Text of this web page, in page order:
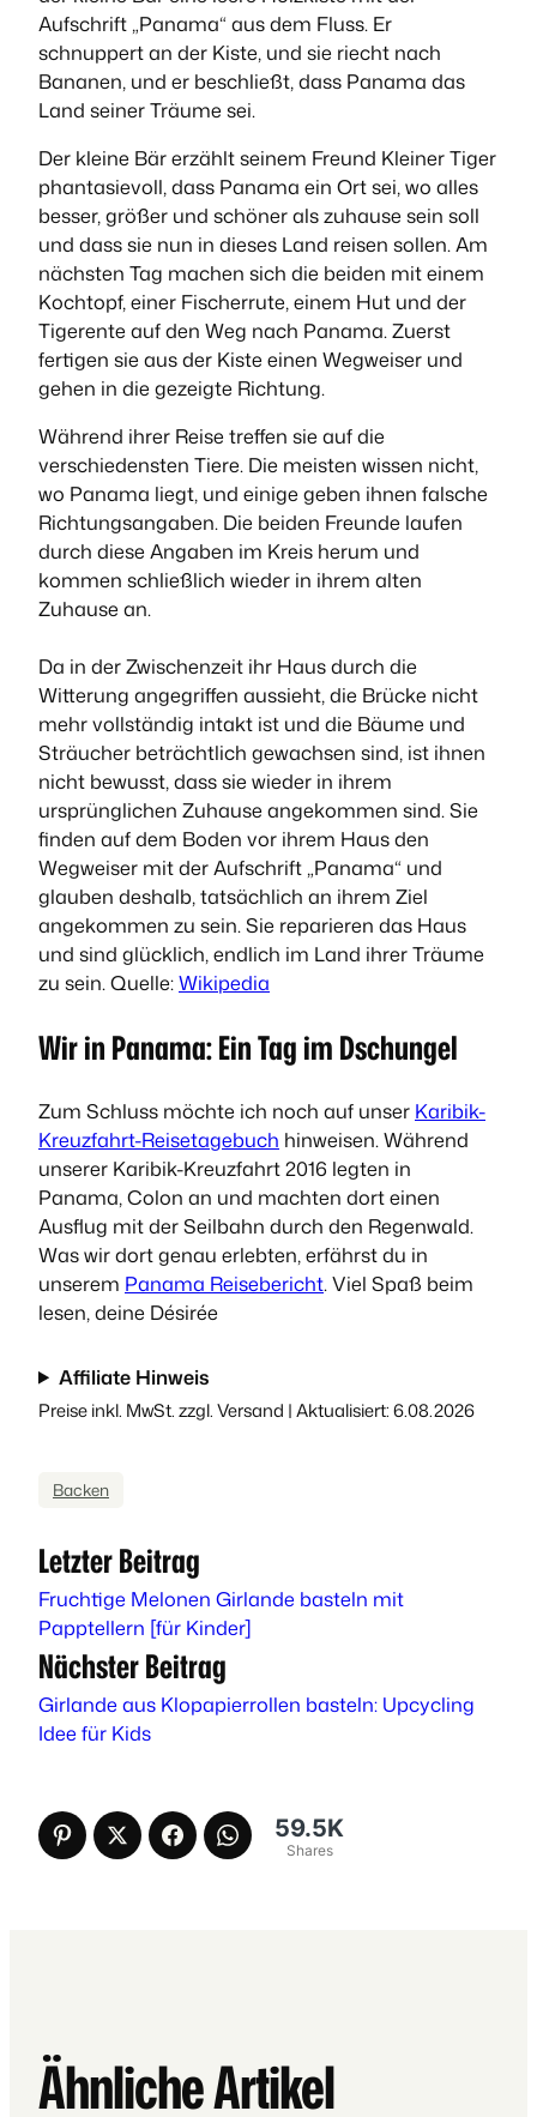
Aufschrift „Panama“ aus dem Fluss. Er
schnuppert an der Kiste, und sie riecht nach
Bananen, und er beschließt, dass Panama das
Land seiner Träume sei.
Der kleine Bär erzählt seinem Freund Kleiner Tiger
phantasievoll, dass Panama ein Ort sei, wo alles
besser, größer und schöner als zuhause sein soll
und dass sie nun in dieses Land reisen sollen. Am
nächsten Tag machen sich die beiden mit einem
Kochtopf, einer Fischerrute, einem Hut und der
Tigerente auf den Weg nach Panama. Zuerst
fertigen sie aus der Kiste einen Wegweiser und
gehen in die gezeigte Richtung.
Während ihrer Reise treffen sie auf die
verschiedensten Tiere. Die meisten wissen nicht,
wo Panama liegt, und einige geben ihnen falsche
Richtungsangaben. Die beiden Freunde laufen
durch diese Angaben im Kreis herum und
kommen schließlich wieder in ihrem alten
Zuhause an.
Da in der Zwischenzeit ihr Haus durch die
Witterung angegriffen aussieht, die Brücke nicht
mehr vollständig intakt ist und die Bäume und
Sträucher beträchtlich gewachsen sind, ist ihnen
nicht bewusst, dass sie wieder in ihrem
ursprünglichen Zuhause angekommen sind. Sie
finden auf dem Boden vor ihrem Haus den
Wegweiser mit der Aufschrift „Panama“ und
glauben deshalb, tatsächlich an ihrem Ziel
angekommen zu sein. Sie reparieren das Haus
und sind glücklich, endlich im Land ihrer Träume
zu sein. Quelle:Wikipedia
Wir in Panama: Ein Tag im Dschungel
Zum Schluss möchte ich noch auf unser Karibik-
Kreuzfahrt-Reisetagebuch hinweisen. Während
unserer Karibik-Kreuzfahrt 2016 legten in
Panama, Colon an und machten dort einen
Ausflug mit der Seilbahn durch den Regenwald.
Was wir dort genau erlebten, erfährst du in
unserem Panama Reisebericht. Viel Spaß beim
lesen, deine Désirée
Affiliate Hinweis
Preise inkl. MwSt. zzgl. Versand | Aktualisiert: 6.08.2026
Backen
Letzter Beitrag
Fruchtige Melonen Girlande basteln mit
Papptellern [für Kinder]
Nächster Beitrag
Girlande aus Klopapierrollen basteln: Upcycling
Idee für Kids
59.5K
Shares
Ähnliche Artikel